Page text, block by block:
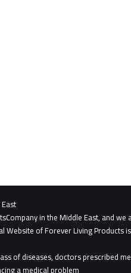
in the Middle East, and
Website of Forever Living Products is
of diseases, doctors prescribed